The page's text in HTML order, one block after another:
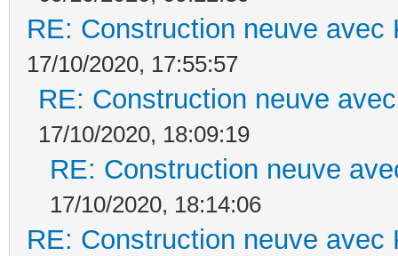
RE: Construction neuve avec
17/10/2020, 17:55:57
RE: Construction neuve
17/10/2020, 18:09:19
RE: Construction neuve
17/10/2020, 18:14:06
RE: Construction neuve avec